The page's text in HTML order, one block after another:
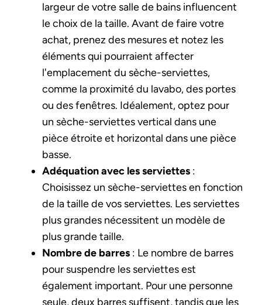
largeur de votre salle de bains influencent
le choix de la taille. Avant de faire votre
achat, prenez des mesures et notez les
éléments qui pourraient affecter
l'emplacement du sèche-serviettes,
comme la proximité du lavabo, des portes
ou des fenêtres. Idéalement, optez pour
un sèche-serviettes vertical dans une
pièce étroite et horizontal dans une pièce
basse.
Adéquation avec les serviettes :
Choisissez un sèche-serviettes en fonction
de la taille de vos serviettes. Les serviettes
plus grandes nécessitent un modèle de
plus grande taille.
Nombre de barres : Le nombre de barres
pour suspendre les serviettes est
également important. Pour une personne
seule, deux barres suffisent, tandis que les